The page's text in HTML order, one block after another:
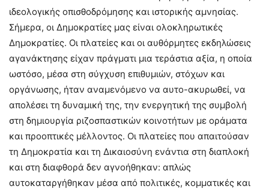
ιδεολογικής οπισθοδρόμησης και ιστορικής αμνησίας.
Σήμερα, οι Δημοκρατίες μας είναι ολοκληρωτικές
Δημοκρατίες. Οι πλατείες και οι αυθόρμητες εκδηλώσεις
αγανάκτησης είχαν πράγματι μια τεράστια αξία, η οποία
ωστόσο, μέσα στη σύγχυση επιθυμιών, στόχων και
οργάνωσης, ήταν αναμενόμενο να αυτο-ακυρωθεί, να
απολέσει τη δυναμική της, την ενεργητική της συμβολή
στη δημιουργία ριζοσπαστικών κοινοτήτων με οράματα
και προοπτικές μέλλοντος. Οι πλατείες που απαιτούσαν
τη Δημοκρατία και τη Δικαιοσύνη ενάντια στη διαπλοκή
και στη διαφθορά δεν αγνοήθηκαν: απλώς
αυτοκαταργήθηκαν μέσα από πολιτικές, κομματικές και